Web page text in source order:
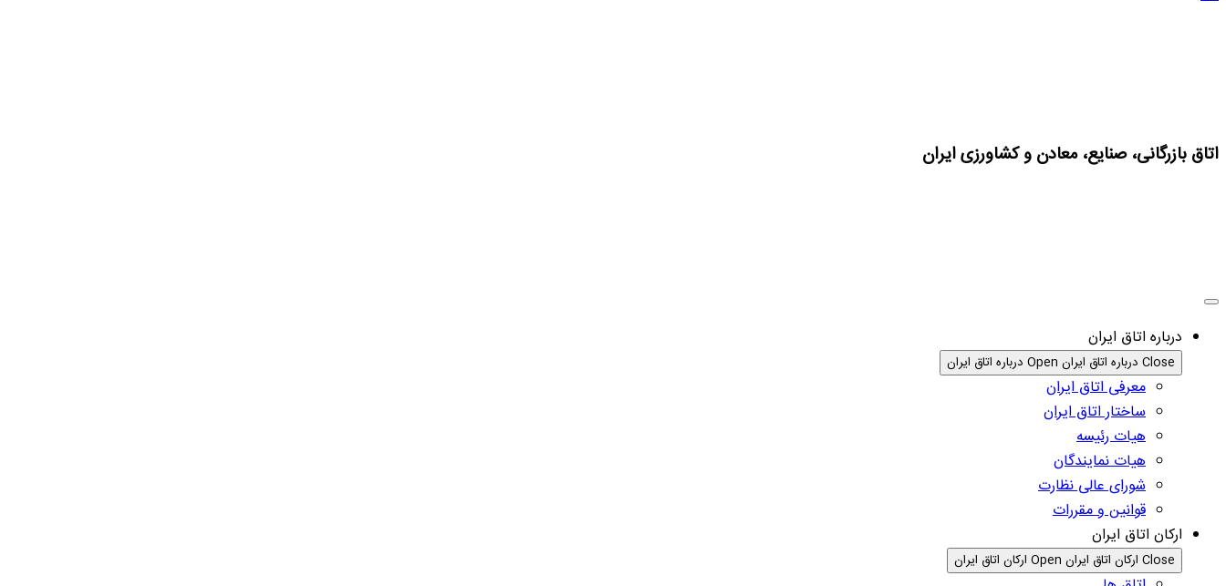
اتاق بازرگانی، صنایع، معادن و کشاورزی ایران
درباره اتاق ایران
Close درباره اتاق ایران Open درباره اتاق ایران
معرفی اتاق ایران
ساختار اتاق ایران
هیات رئیسه
هیات نمایندگان
شورای عالی نظارت
قوانین و مقررات
ارکان اتاق ایران
Close ارکان اتاق ایران Open ارکان اتاق ایران